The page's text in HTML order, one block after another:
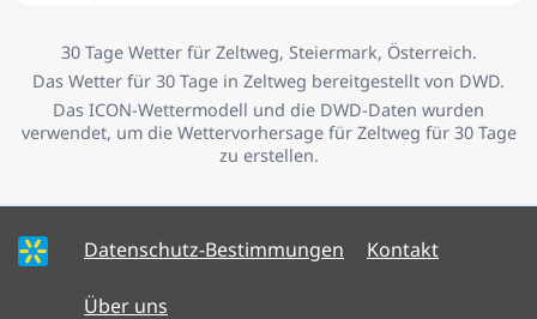
30 Tage Wetter für Zeltweg, Steiermark, Österreich.
Das Wetter für 30 Tage in Zeltweg bereitgestellt von DWD.
Das ICON-Wettermodell und die DWD-Daten wurden
verwendet, um die Wettervorhersage für Zeltweg für 30 Tage
zu erstellen.
Datenschutz-Bestimmungen Kontakt
Über uns